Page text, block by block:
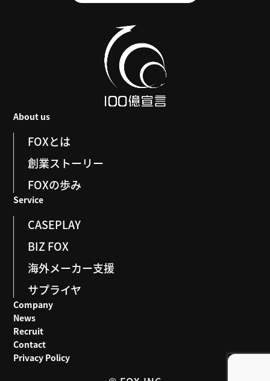
About us
FOXとは
創業ストーリー
FOXの歩み
Service
CASEPLAY
BIZ FOX
海外メーカー支援
サプライヤ
Company
News
Recruit
Contact
Privacy Policy